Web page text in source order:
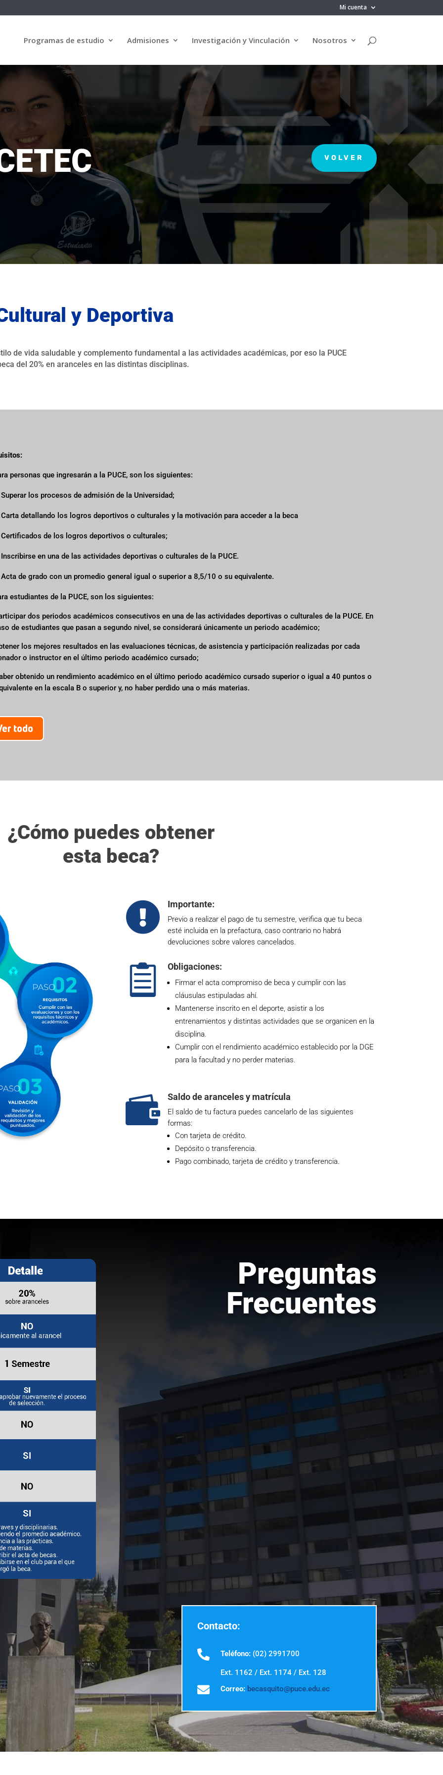
Mi cuenta
Programas de estudio Admisiones Investigación y Vinculación Nosotros
VOLVER
y Deportiva
de vida saludable y complemento fundamental a las actividades académicas, por eso la PUCE
del 20% en aranceles en las distintas disciplinas.
personas que ingresarán a la PUCE, son los siguientes:
los procesos de admisión de la Universidad;
detallando los logros deportivos o culturales y la motivación para acceder a la beca
de los logros deportivos o culturales;
en una de las actividades deportivas o culturales de la PUCE.
de grado con un promedio general igual o superior a 8,5/10 o su equivalente.
estudiantes de la PUCE, son los siguientes:
dos periodos académicos consecutivos en una de las actividades deportivas o culturales de la PUCE. En
de estudiantes que pasan a segundo nivel, se considerará únicamente un periodo académico;
los mejores resultados en las evaluaciones técnicas, de asistencia y participación realizadas por cada
o instructor en el último periodo académico cursado;
obtenido un rendimiento académico en el último periodo académico cursado superior o igual a 40 puntos o
en la escala B o superior y, no haber perdido una o más materias.
todo
¿Cómo puedes obtener
esta beca?
 Importante:
Previo a realizar el pago de tu semestre, verifica que tu beca
esté incluida en la prefactura, caso contrario no habrá
devoluciones sobre valores cancelados.
 Obligaciones:
Firmar el acta compromiso de beca y cumplir con las
cláusulas estipuladas ahí.
Mantenerse inscrito en el deporte, asistir a los
entrenamientos y distintas actividades que se organicen en la
disciplina.
Cumplir con el rendimiento académico establecido por la DGE
para la facultad y no perder materias.
 Saldo de aranceles y matrícula
El saldo de tu factura puedes cancelarlo de las siguientes
formas:
Con tarjeta de crédito.
Depósito o transferencia.
Pago combinado, tarjeta de crédito y transferencia.
Preguntas
Frecuentes
Contacto:
 Teléfono: (02) 2991700
Ext. 1162 / Ext. 1174 / Ext. 128
 Correo: becasquito@puce.edu.ec